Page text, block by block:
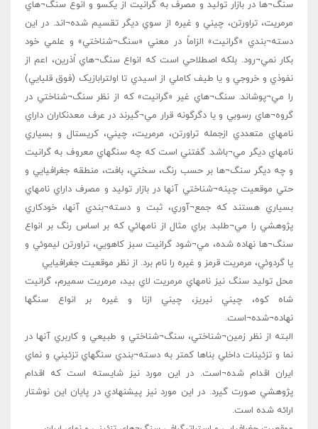
سنگ¬ها در بازار توليد و مصرف به گرانيت از يکسو و انوع سنگ¬هاي
مرمريت، تراورتن، چيني و غيره از سوي ديگر تقسيم شده¬اند. در اين
دسته¬بندي «گرانيت» الزاماً در معني «سنگ¬شناختي» و علمي خود
بکار نمي¬رود. بلکه اصطلاحي است که انواع سنگ¬هاي اًذرين، اعم از
نفوذي و خروجي و يا طيف کاملي از اسيدي تا اولترابازيک (فوق قليايي)
را مي¬پوشاند. سنگ¬هاي غير «گرانيت» که از نظر سنگ¬شناختي در
گروه¬هاي رسوبي و يا دگرگونه قرار مي¬گيرند در عرف معدنکاران داراي
نامهاي متعددي ازجمله تراورتن، مرمريت، چيني، کريستال و بسياري
نامهاي ديگر مي¬باشد. گفتني است که چه سنگهاي معروف به گرانيت
و چه ديگر سنگ¬ها بر حسب رنگ، سختي، بافت، منطقه جغرافيايي و
حتي موقعيت چينه¬شناختي آنها در بازار توليد و مصرف داراي نامهاي
بسياري هستند که جمع¬آوري، ثبت و دسته¬بندي آنها، خودکاري
پژوهشي را مي¬طلبد. براي مثال از نامهائي که بر اساس رنگ بر انواع
سنگ¬ها نهاده شده، مي¬شود گرانيت سبز کاهويي، تراورتن ليموئي و
يا گردوئي، مرمريت قرمز و غيره را نام برد. از نظر موقعيت جغرافيايي
محل توليد سنگ نيز نامهاي مرمريت لاي بيد، مرمريت سميرم، گرانيت
شاه کوه، چيني نيريز، چيني ازنا و غيره بر انواع سنگها
نهاده¬شده¬است.
البته از نظر زمين¬شناختي، سنگ¬شناختي و طبيعي و کاربري آنها در
نما و تزئينات داخلي بناها کمتر به دسته¬بندي سنگهاي تزئيني و نماي
ايران اقدام شده¬است. در اين مورد نيز شايسته است که اقدام
پژوهشي صورت گيرد. در اين مورد نيز پيشنهادي در پايان اين نوشتار
ارائه شده است.